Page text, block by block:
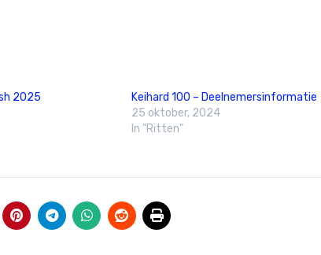
2025
Keihard 100 – Deelnemersinformatie
25 oktober, 2024
In "Ritten"